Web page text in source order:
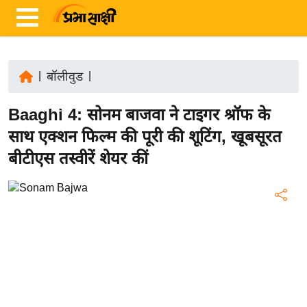
ज़ा
ख
ब
र
रा
बॉलीवुड|
Baaghi 4: सोनम बाजवा ने टाइगर श्रॉफ के
साथ एक्शन फिल्म की पूरी की शूटिंग, खूबसूरत
बीटीएस तस्वीरें शेयर कीं